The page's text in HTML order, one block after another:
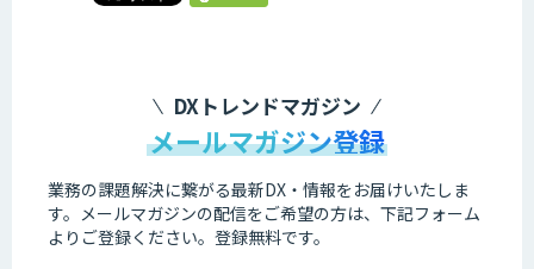
DXトレンドマガジン
メールマガジン登録
業務の課題解決に繋がる最新DX・情報をお届けいたしま
す。 メールマガジンの配信をご希望の方は、下記フォーム
よりご登録ください。登録無料です。